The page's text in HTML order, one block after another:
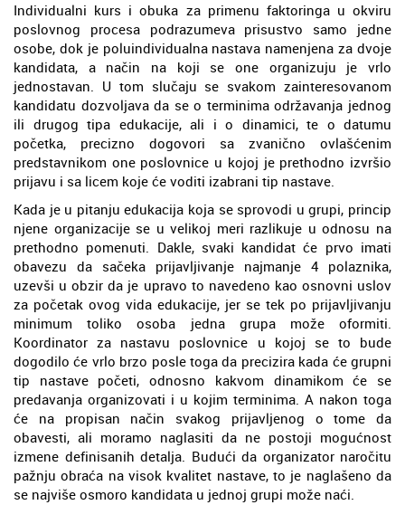
Individualni kurs i obuka za primenu faktoringa u okviru
poslovnog procesa podrazumeva prisustvo samo jedne
osobe, dok je poluindividualna nastava namenjena za dvoje
kandidata, a način na koji se one organizuju je vrlo
jednostavan. U tom slučaju se svakom zainteresovanom
kandidatu dozvoljava da se o terminima održavanja jednog
ili drugog tipa edukacije, ali i o dinamici, te o datumu
početka, precizno dogovori sa zvanično ovlašćenim
predstavnikom one poslovnice u kojoj je prethodno izvršio
prijavu i sa licem koje će voditi izabrani tip nastave.
Kada je u pitanju edukacija koja se sprovodi u grupi, princip
njene organizacije se u velikoj meri razlikuje u odnosu na
prethodno pomenuti. Dakle, svaki kandidat će prvo imati
obavezu da sačeka prijavljivanje najmanje 4 polaznika,
uzevši u obzir da je upravo to navedeno kao osnovni uslov
za početak ovog vida edukacije, jer se tek po prijavljivanju
minimum toliko osoba jedna grupa može oformiti.
Koordinator za nastavu poslovnice u kojoj se to bude
dogodilo će vrlo brzo posle toga da precizira kada će grupni
tip nastave početi, odnosno kakvom dinamikom će se
predavanja organizovati i u kojim terminima. A nakon toga
će na propisan način svakog prijavljenog o tome da
obavesti, ali moramo naglasiti da ne postoji mogućnost
izmene definisanih detalja. Budući da organizator naročitu
pažnju obraća na visok kvalitet nastave, to je naglašeno da
se najviše osmoro kandidata u jednoj grupi može naći.